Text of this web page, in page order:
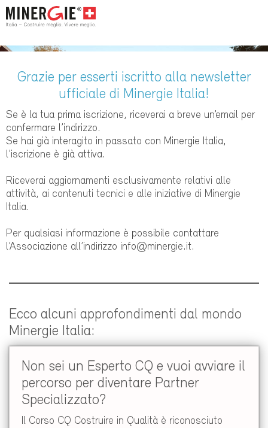
Grazie per esserti iscritto alla newsletter
ufficiale di Minergie Italia!
Se è la tua prima iscrizione, riceverai a breve un’email per
confermare l’indirizzo.
Se hai già interagito in passato con Minergie Italia,
l’iscrizione è già attiva.
Riceverai aggiornamenti esclusivamente relativi alle
attività, ai contenuti tecnici e alle iniziative di Minergie
Italia.
Per qualsiasi informazione è possibile contattare
l’Associazione all’indirizzo info@minergie.it.
Ecco alcuni approfondimenti dal mondo
Minergie Italia:
Non sei un Esperto CQ e vuoi avviare il
percorso per diventare Partner
Specializzato?
Il Corso CQ Costruire in Qualità è riconosciuto